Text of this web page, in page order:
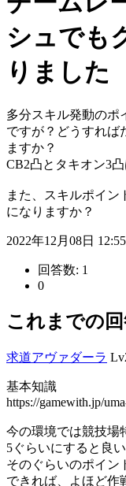
シュでも
りました
多分スキル発動のポ
ですが？どうすれば
ますか？
CB2凸とタキオン3
また、スキルポイン
になりますか？
2022年12月08日
回答数: 1
0
これまでの
求道アヴァダーラ
基本知識
https://gamewith.jp/
今の環境では競技場
5ぐらいにすると良
そのぐらいのポイン
できれば、よほど作